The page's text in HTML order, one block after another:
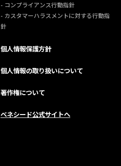
- コンプライアンス行動指針
- カスタマーハラスメントに対する行動指
針
個人情報保護方針
個人情報の取り扱いについて
著作権について
ベネシード公式サイトへ